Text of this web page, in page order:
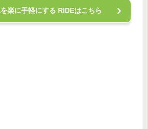
楽に手軽にする RIDEはこちら